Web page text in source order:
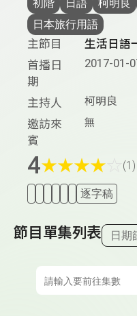
初階 日語 柯明良
日本旅行用語
主節目
生活日語
首播日
期
2017-01-
主持人 柯明良
邀訪來
賓
無
4★★★★ (1)
逐字稿
節目單集列表 日期